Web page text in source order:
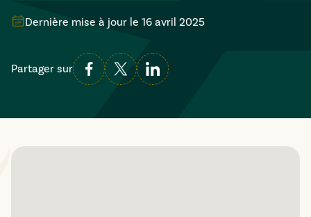
Dernière mise à jour le 16 avril 2025
Partager sur